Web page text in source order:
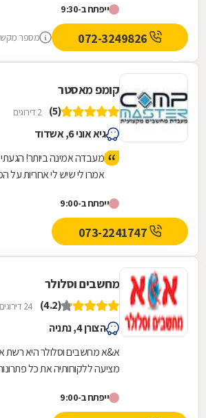
שאתם מכירים , תבדקו
ייפתח ב-9:30
מספר
קומפ מאסטר
(5) 2 דירוגים
גיא אוני 6, אשדוד
מעבדה
אמרו לי שיש לי אחריות על
נכנסת למעבדה אני
ייפתח ב-9:00
מחשבים וסלולר
(4.2) 24 דירוגים
הצורן 4, נתניה
א&א מחשבים וסלולר היא רשת
מציעה ללקוחותיה את כל
אולמות מכירה...
ייפתח ב-9:00